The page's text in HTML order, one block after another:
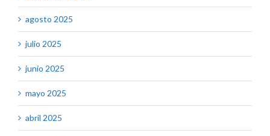
agosto 2025
julio 2025
junio 2025
mayo 2025
abril 2025